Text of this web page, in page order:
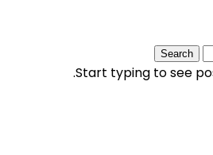
Search
Start typing to see